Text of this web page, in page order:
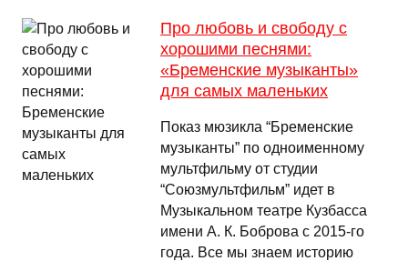
Про любовь и свободу с
хорошими песнями:
«Бременские музыканты»
для самых маленьких
Показ мюзикла “Бременские
музыканты” по одноименному
мультфильму от студии
“Союзмультфильм” идет в
Музыкальном театре Кузбасса
имени А. К. Боброва с 2015-го
года. Все мы знаем историю